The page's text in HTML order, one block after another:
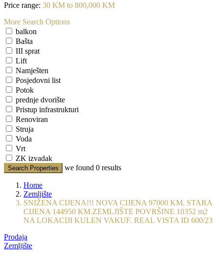
Price range: 30 KM to 800,000 KM
More Search Options
balkon
Bašta
III sprat
Lift
Namješten
Posjedovni list
Potok
prednje dvorište
Pristup infrastrukturi
Renoviran
Struja
Voda
Vrt
ZK izvadak
Search Properties we found 0 results
Home
Zemljište
SNIŽENA CIJENA!!! NOVA CIJENA 97000 KM, STARA
CIJENA 144950 KM.ZEMLJIŠTE POVRŠINE 10352 m2
NA LOKACIJI KULEN VAKUF. REAL VISTA ID 600/23
Prodaja
Zemljište